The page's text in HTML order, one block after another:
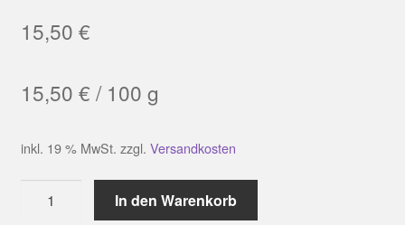
15,50 €
15,50 € / 100 g
inkl. 19 % MwSt. zzgl. Versandkosten
In den Warenkorb